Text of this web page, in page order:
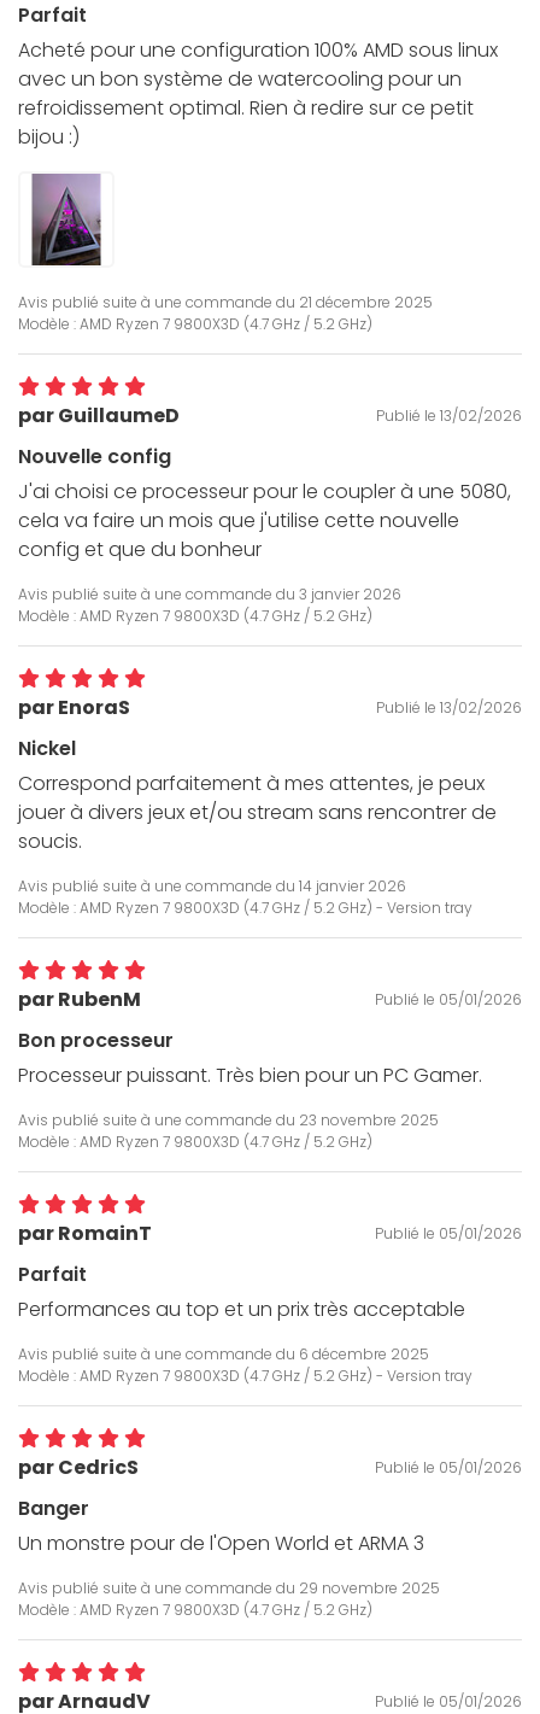
Parfait
Acheté pour une configuration 100% AMD sous linux
avec un bon système de watercooling pour un
refroidissement optimal. Rien à redire sur ce petit
bijou :)
Avis publié suite à une commande du 21 décembre 2025
Modèle : AMD Ryzen 7 9800X3D (4.7 GHz / 5.2 GHz)
par GuillaumeD Publié le 13/02/2026
Nouvelle config
J'ai choisi ce processeur pour le coupler à une 5080,
cela va faire un mois que j'utilise cette nouvelle
config et que du bonheur
Avis publié suite à une commande du 3 janvier 2026
Modèle : AMD Ryzen 7 9800X3D (4.7 GHz / 5.2 GHz)
par EnoraS Publié le 13/02/2026
Nickel
Correspond parfaitement à mes attentes, je peux
jouer à divers jeux et/ou stream sans rencontrer de
soucis.
Avis publié suite à une commande du 14 janvier 2026
Modèle : AMD Ryzen 7 9800X3D (4.7 GHz / 5.2 GHz) - Version tray
par RubenM Publié le 05/01/2026
Bon processeur
Processeur puissant. Très bien pour un PC Gamer.
Avis publié suite à une commande du 23 novembre 2025
Modèle : AMD Ryzen 7 9800X3D (4.7 GHz / 5.2 GHz)
par RomainT Publié le 05/01/2026
Parfait
Performances au top et un prix très acceptable
Avis publié suite à une commande du 6 décembre 2025
Modèle : AMD Ryzen 7 9800X3D (4.7 GHz / 5.2 GHz) - Version tray
par CedricS Publié le 05/01/2026
Banger
Un monstre pour de l'Open World et ARMA 3
Avis publié suite à une commande du 29 novembre 2025
Modèle : AMD Ryzen 7 9800X3D (4.7 GHz / 5.2 GHz)
par ArnaudV Publié le 05/01/2026